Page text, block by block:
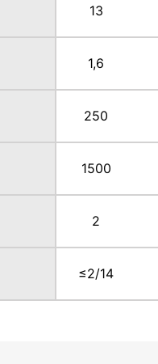
13
1,6
250
1500
2
≤2/14